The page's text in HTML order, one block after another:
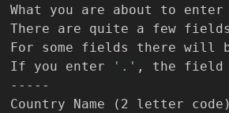
What you are about to
There are quite a few
For some fields there will
If you enter
'.' , the field
-----
Country Name
( 2 letter code )